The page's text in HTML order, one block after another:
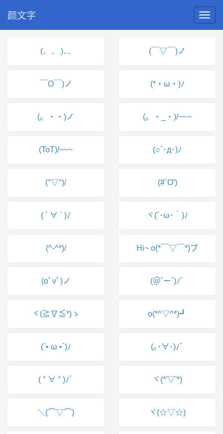
颜文字
(．． )… (￣▽￣)ノ
￣O￣)ノ (*・ω・)ﾉ
(。・・)ノ (。・_・)/~~~
(ToT)/~~~ (○´･д･)ﾉ
(°▽°)/ (#`O′)
( ´ ∀ ` )ﾉ ヾ(´･ω･｀)ﾉ
(^-^*)/ Hi~ o(*￣▽￣*)ブ
(oﾟvﾟ)ノ (＠´ー`)ﾉﾞ
ヾ(≧∇≦*)ゝ o(*^▽^*)┛
(´• ω •`)ﾉ (｡･∀･)ﾉﾞ
( ° ∀ ° )ﾉﾞ ヾ(*'▽'*)
＼(⌒▽⌒) ヾ(☆▽☆)